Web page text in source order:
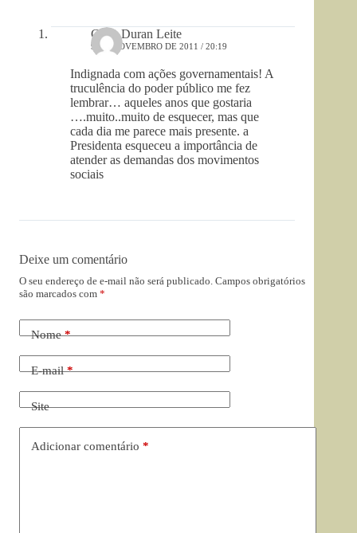
Clara Duran Leite
9 DE NOVEMBRO DE 2011 / 20:19
Indignada com ações governamentais! A
truculência do poder público me fez
lembrar… aqueles anos que gostaria
….muito..muito de esquecer, mas que
cada dia me parece mais presente. a
Presidenta esqueceu a importância de
atender as demandas dos movimentos
sociais
Deixe um comentário
O seu endereço de e-mail não será publicado. Campos obrigatórios
são marcados com *
Nome*
E-mail*
Site
Adicionar comentário *